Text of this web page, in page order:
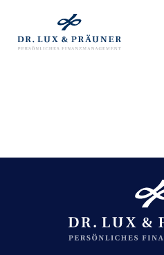
Diese Seite hat keinen